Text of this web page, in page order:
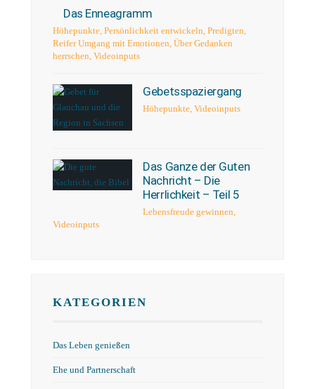
Das Enneagramm
Höhepunkte, Persönlichkeit entwickeln, Predigten,
Reifer Umgang mit Emotionen, Über Gedanken
herrschen, Videoinputs
Gebetsspaziergang
Höhepunkte,Videoinputs
Das Ganze der Guten
Nachricht – Die
Herrlichkeit – Teil 5
Lebensfreude gewinnen,
Videoinputs
KATEGORIEN
Das Leben genießen
Ehe und Partnerschaft